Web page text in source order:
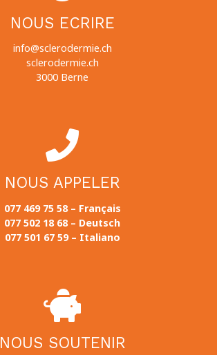
NOUS ECRIRE
info@sclerodermie.ch
sclerodermie.ch
3000 Berne
NOUS APPELER
077 469 75 58 – Français
077 502 18 68 – Deutsch
077 501 67 59 – Italiano
NOUS SOUTENIR